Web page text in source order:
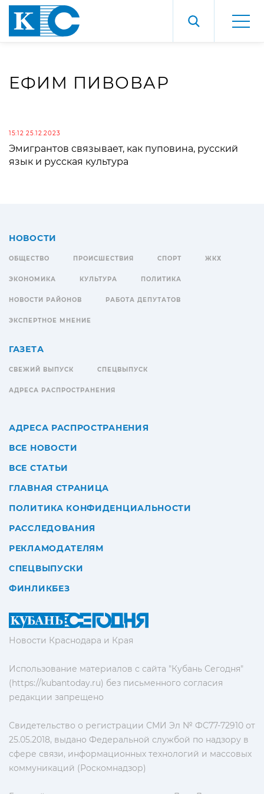
ЕФИМ ПИВОВАР
15:12 25.12.2023
Эмигрантов связывает, как пуповина, русский
язык и русская культура
Новости Краснодара и Края
Использование материалов с сайта "Кубань Сегодня"
(https://kubantoday.ru) без письменного согласия
редакции запрещено
Свидетельство о регистрации СМИ Эл № ФС77-72910 от
25.05.2018, выдано Федеральной службой по надзору в
сфере связи, информационных технологий и массовых
коммуникаций (Роскомнадзор)
НОВОСТИ
ОБЩЕСТВО ПРОИСШЕСТВИЯ СПОРТ ЖКХ
ЭКОНОМИКА КУЛЬТУРА ПОЛИТИКА
НОВОСТИ РАЙОНОВ РАБОТА ДЕПУТАТОВ
ЭКСПЕРТНОЕ МНЕНИЕ
ГАЗЕТА
СВЕЖИЙ ВЫПУСК СПЕЦВЫПУСК
АДРЕСА РАСПРОСТРАНЕНИЯ
АДРЕСА РАСПРОСТРАНЕНИЯ
ВСЕ НОВОСТИ
ВСЕ СТАТЬИ
ГЛАВНАЯ СТРАНИЦА
ПОЛИТИКА КОНФИДЕНЦИАЛЬНОСТИ
РАССЛЕДОВАНИЯ
РЕКЛАМОДАТЕЛЯМ
СПЕЦВЫПУСКИ
ФИНЛИКБЕЗ